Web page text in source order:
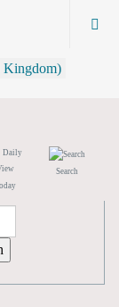
Search